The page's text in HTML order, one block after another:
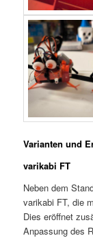
Varianten und
varikabi FT
Neben dem
varikabi FT, die
Dies eröffnet
Anpassung des